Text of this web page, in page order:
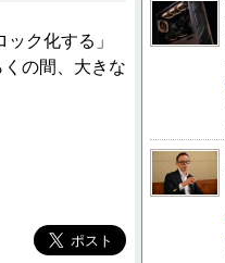
ク化する」
の間、大きな